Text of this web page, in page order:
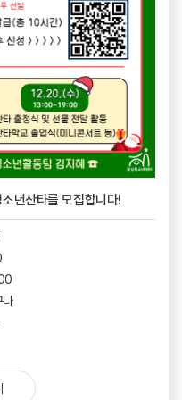
년산타를 모집합니다!
나